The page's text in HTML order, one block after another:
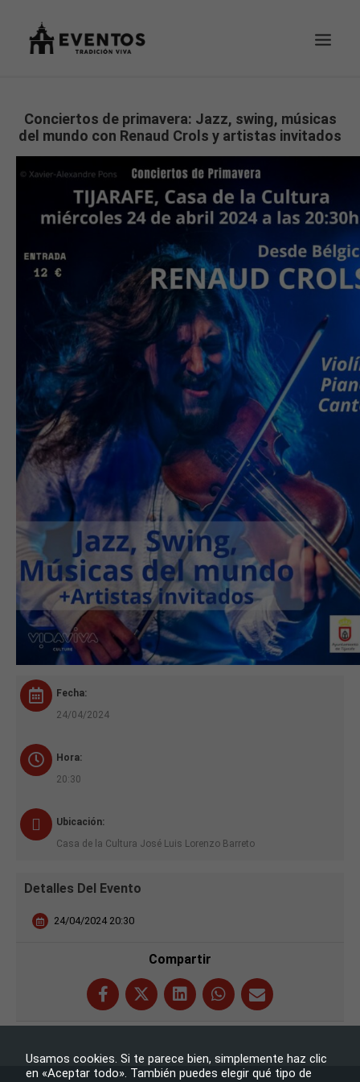
EVENTOS
TU PEDIDO
Conciertos de primavera: Jazz, swing, músicas
del mundo con Renaud Crols y artistas invitados
Fecha:
24/04/2024
Hora:
20:30
Ubicación:
Casa de la Cultura José Luis Lorenzo Barreto
Detalles Del Evento
24/04/2024 20:30
Compartir
Usamos cookies. Si te parece bien, simplemente haz clic
en «Aceptar todo». También puedes elegir qué tipo de
son
opcionales.